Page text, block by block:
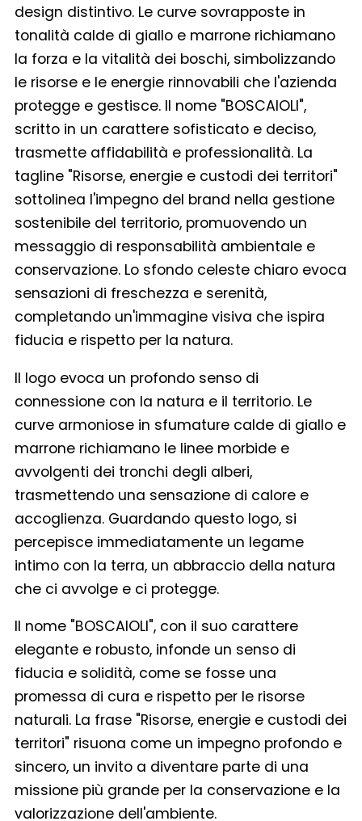
design distintivo. Le curve sovrapposte in
tonalità calde di giallo e marrone richiamano
la forza e la vitalità dei boschi, simbolizzando
le risorse e le energie rinnovabili che l'azienda
protegge e gestisce. Il nome "BOSCAIOLI",
scritto in un carattere sofisticato e deciso,
trasmette affidabilità e professionalità. La
tagline "Risorse, energie e custodi dei territori"
sottolinea l'impegno del brand nella gestione
sostenibile del territorio, promuovendo un
messaggio di responsabilità ambientale e
conservazione. Lo sfondo celeste chiaro evoca
sensazioni di freschezza e serenità,
completando un'immagine visiva che ispira
fiducia e rispetto per la natura.
Il logo evoca un profondo senso di
connessione con la natura e il territorio. Le
curve armoniose in sfumature calde di giallo e
marrone richiamano le linee morbide e
avvolgenti dei tronchi degli alberi,
trasmettendo una sensazione di calore e
accoglienza. Guardando questo logo, si
percepisce immediatamente un legame
intimo con la terra, un abbraccio della natura
che ci avvolge e ci protegge.
Il nome "BOSCAIOLI", con il suo carattere
elegante e robusto, infonde un senso di
fiducia e solidità, come se fosse una
promessa di cura e rispetto per le risorse
naturali. La frase "Risorse, energie e custodi dei
territori" risuona come un impegno profondo e
sincero, un invito a diventare parte di una
missione più grande per la conservazione e la
valorizzazione dell'ambiente.